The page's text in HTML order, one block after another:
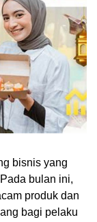
bisnis yang
bulan ini,
produk dan
bagi pelaku